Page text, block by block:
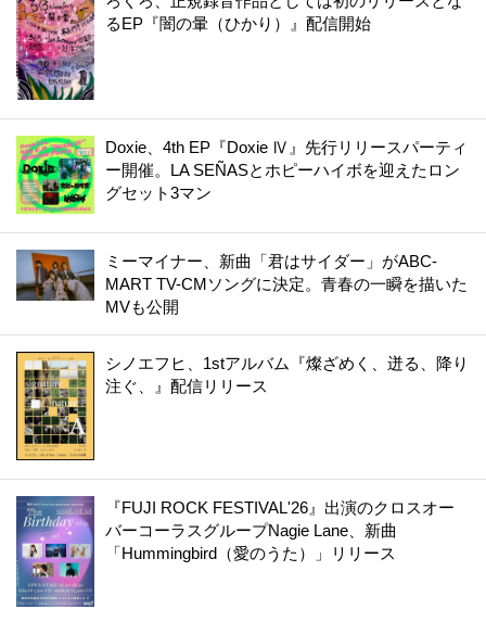
るEP『闇の暈（ひかり）』配信開始
Doxie、4th EP『Doxie Ⅳ』先行リリースパーティ
ー開催。LA SEÑASとホピーハイボを迎えたロン
グセット3マン
ミーマイナー、新曲「君はサイダー」がABC-
MART TV-CMソングに決定。青春の一瞬を描いた
MVも公開
シノエフヒ、1stアルバム『燦ざめく、迸る、降り
注ぐ、』配信リリース
『FUJI ROCK FESTIVAL'26』出演のクロスオー
バーコーラスグループNagie Lane、新曲
「Hummingbird（愛のうた）」リリース